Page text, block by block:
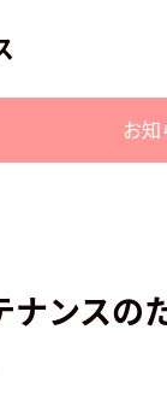
お知
ンスの